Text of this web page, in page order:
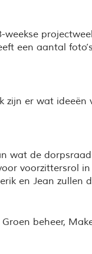
weekse
een aantal
er wat ideeën
wat de
voorzittersrol
en Jean zullen
beheer,